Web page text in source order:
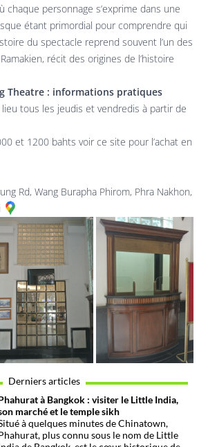
personnage s’exprime dans une
étant primordial pour comprendre qui
du spectacle reprend souvent l’un des
récit des origines de l’histoire
Theatre : informations pratiques
tous les jeudis et vendredis à partir de
et 1200 bahts voir ce site pour l’achat en
Rd, Wang Burapha Phirom, Phra Nakhon,
Derniers articles
à Bangkok : visiter le Little India,
marché et le temple sikh
à quelques minutes de Chinatown,
plus connu sous le nom de Little